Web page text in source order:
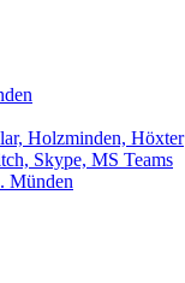
Holzminden, Höxter
Skype, MS Teams
Münden